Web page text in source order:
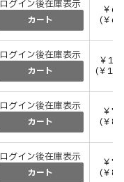
ログイン後在庫表示
カート
￥
(￥
ログイン後在庫表示
カート
￥
(￥
ログイン後在庫表示
カート
￥
(￥
ログイン後在庫表示
カート
￥
(￥